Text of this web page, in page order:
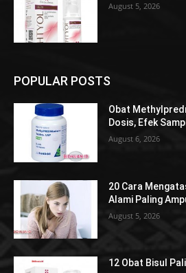
August 5, 2026
POPULAR POSTS
Obat
Dosis, Efek
August 6, 2026
20 Cara
Alami Paling
August 5, 2026
12 Obat Bisul